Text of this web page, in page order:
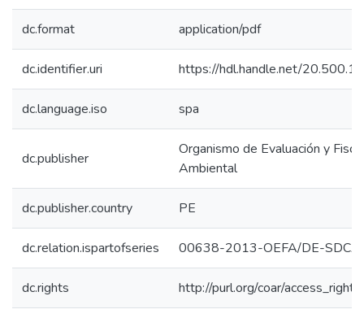
dc.format application/pdf
dc.identifier.uri https://hdl.handle.net/
dc.language.iso spa
dc.publisher
Organismo de Evaluación y
Ambiental
dc.publisher.country PE
dc.relation.ispartofseries 00638-2013-OEFA/DE-SDCA
dc.rights http://purl.org/coar/access_right/